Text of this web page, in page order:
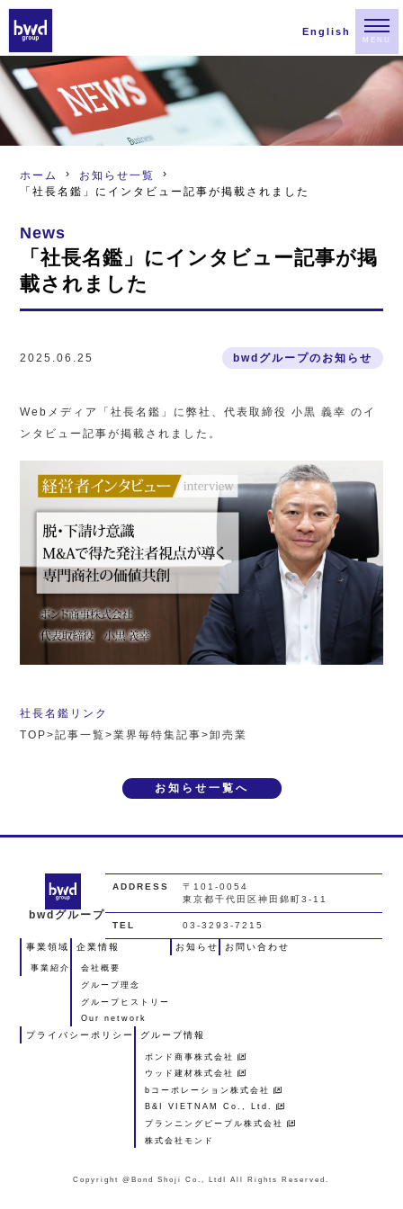
English
MENU
ホーム
お知らせ一覧
「社長名鑑」にインタビュー記事が掲載されました
News
「社長名鑑」にインタビュー記事が掲
載されました
2025.06.25 bwdグループのお知らせ
Webメディア「社長名鑑」に弊社、代表取締役 小黒 義幸 のイ
ンタビュー記事が掲載されました。
社長名鑑リンク
TOP>記事一覧>業界毎特集記事>卸売業
お知らせ一覧へ
bwdグループ
ADDRESS
〒101-0054
東京都千代田区神田錦町3-11
TEL 03-3293-7215
事業領域
事業紹介
企業情報
会社概要
グループ理念
グループヒストリー
Our network
お知らせ お問い合わせ
プライバシーポリシー グループ情報
ボンド商事株式会社
ウッド建材株式会社
bコーポレーション株式会社
B&I VIETNAM Co., Ltd.
プランニングピープル株式会社
株式会社モンド
Copyright @Bond Shoji Co., LtdI All Rights Reserved.